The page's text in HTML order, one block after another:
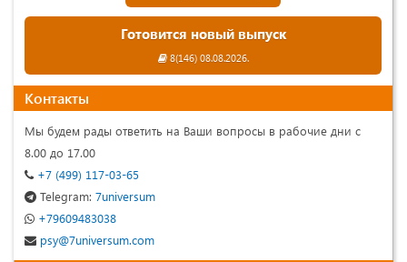
Готовится новый выпуск
8(146) 08.08.2026.
Контакты
Мы будем рады ответить на Ваши вопросы в рабочие дни с
8.00 до 17.00
+7 (499) 117-03-65
Telegram: 7universum
+79609483038
psy@7universum.com